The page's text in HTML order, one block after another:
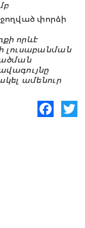
փորձի
որևէ
լուսաբանման
ամենուր